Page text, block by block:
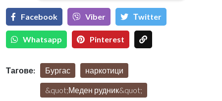
Facebook Viber Тwitter
Whatsapp Pinterest
Тагове: Бургас наркотици
&quot;Меден рудник&quot;